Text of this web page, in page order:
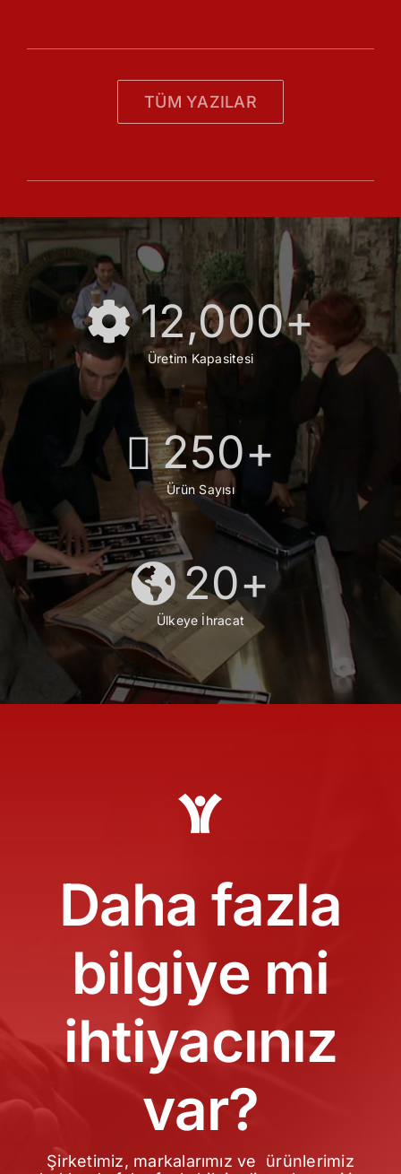
TÜM YAZILAR
12,000+
Üretim Kapasitesi
250+
Ürün Sayısı
20+
Ülkeye İhracat
Daha fazla
bilgiye mi
ihtiyacınız
var?
Şirketimiz, markalarımız ve ürünlerimiz